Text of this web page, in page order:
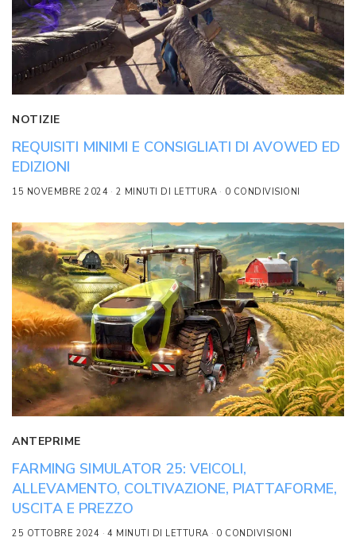
NOTIZIE
REQUISITI MINIMI E CONSIGLIATI DI AVOWED ED
EDIZIONI
15 NOVEMBRE 2024 2 MINUTI DI LETTURA 0 CONDIVISIONI
ANTEPRIME
FARMING SIMULATOR 25: VEICOLI,
ALLEVAMENTO, COLTIVAZIONE, PIATTAFORME,
USCITA E PREZZO
25 OTTOBRE 2024 4 MINUTI DI LETTURA 0 CONDIVISIONI